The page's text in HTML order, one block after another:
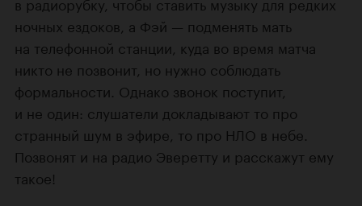
ночных ездоков, а Фэй — подменять мать
на телефонной станции, куда во время матча
никто не позвонит, но нужно соблюдать
формальности. Однако звонок поступит,
и не один: слушатели докладывают то про
странный шум в эфире, то про НЛО в небе.
Позвонят и на радио Эверетту и расскажут ему
такое!